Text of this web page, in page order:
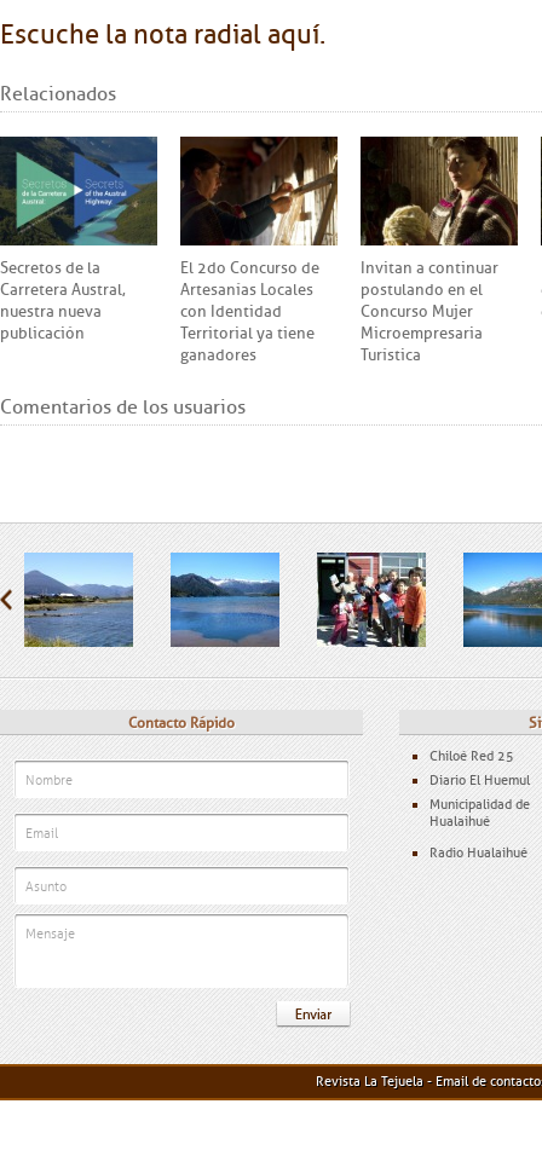
Escuche la nota radial aquí.
Relacionados
Secretos de la
Carretera Austral,
nuestra nueva
publicación
El 2do Concurso de
Artesanías Locales
con Identidad
Territorial ya tiene
ganadores
Invitan a continuar
postulando en el
Concurso Mujer
Microempresaria
Turística
Comentarios de los usuarios
Contacto Rápido
Chiloé Red 25
Diario El Huemul
Municipalidad de
Hualaihué
Radio Hualaihué
Revista La Tejuela - Email de